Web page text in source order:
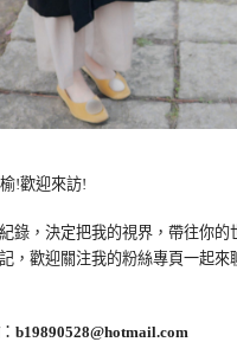
!歡迎來訪!
錄，決定把我的視界，帶往你的
，歡迎關注我的粉絲專頁一起來
： b19890528@hotmail.com